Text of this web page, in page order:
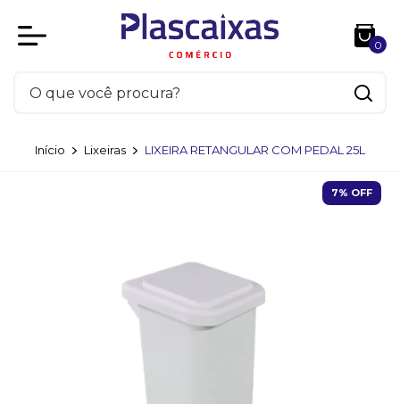
0
Início Lixeiras LIXEIRA RETANGULAR COM PEDAL 25L
7% OFF